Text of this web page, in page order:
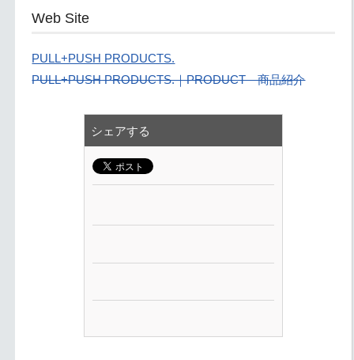
Web Site
PULL+PUSH PRODUCTS.
PULL+PUSH PRODUCTS.｜PRODUCT 商品紹介
シェアする